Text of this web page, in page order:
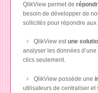
QlikView permet de
besoin de développer de
sollicités pour répondre aux
QlikView estune
analyser les données
clics seulement.
QlikView possède une
utilisateurs de centraliser et